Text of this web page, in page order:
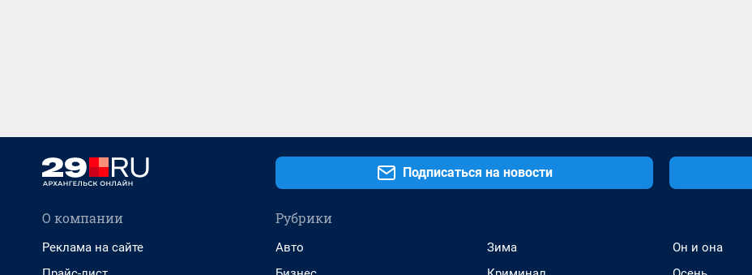
Подписаться на новости
О компании
Реклама на сайте
Рубрики
Авто
Зима
Он и она